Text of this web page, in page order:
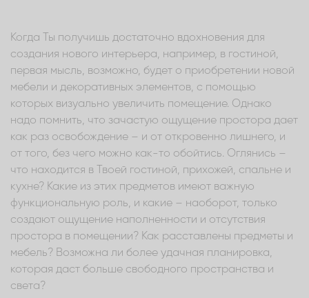
Когда Ты получишь достаточно вдохновения для
создания нового интерьера, например, в гостиной,
первая мысль, возможно, будет о приобретении новой
мебели и декоративных элементов, с помощью
которых визуально увеличить помещение. Однако
надо помнить, что зачастую ощущение простора дает
как раз освобождение – и от откровенно лишнего, и
от того, без чего можно как-то обойтись. Оглянись –
что находится в Твоей гостиной, прихожей, спальне и
кухне? Какие из этих предметов имеют важную
функциональную роль, и какие – наоборот, только
создают ощущение наполненности и отсутствия
простора в помещении? Как расставлены предметы и
мебель? Возможна ли более удачная планировка,
которая даст больше свободного пространства и
света?